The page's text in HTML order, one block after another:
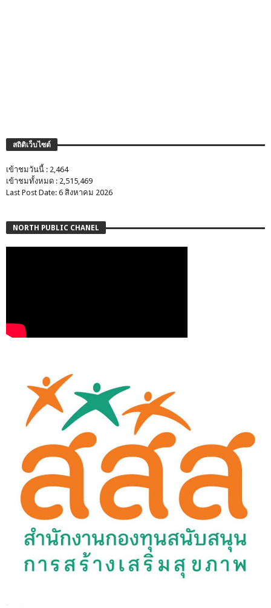
สถิติเว็บไซต์
เข้าชมวันนี้ : 2,464
เข้าชมทั้งหมด : 2,515,469
Last Post Date: 6 สิงหาคม 2026
NORTH PUBLIC CHANEL